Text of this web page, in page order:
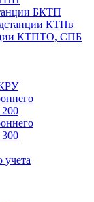
БКТП
КТПв
КТПТО, СПБ